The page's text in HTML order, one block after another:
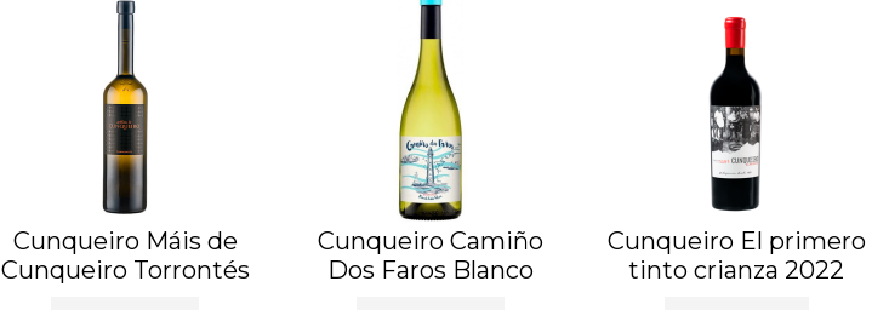
Cunqueiro Máis de
Cunqueiro Torrontés
Cunqueiro Camiño
Dos Faros Blanco
Cunqueiro El primero
tinto crianza 2022